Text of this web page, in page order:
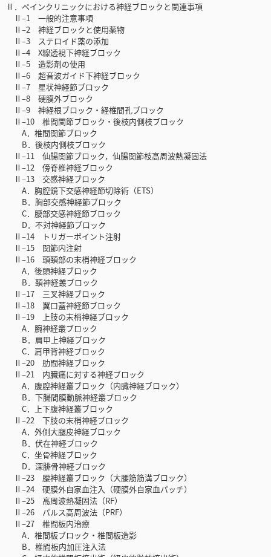
Ⅱ．ペインクリニックにおける神経ブロックと関連事項
Ⅱ‒1 一般的注意事項
Ⅱ‒2 神経ブロックと使用薬物
Ⅱ‒3 ステロイド薬の添加
Ⅱ‒4 X線透視下神経ブロック
Ⅱ‒5 造影剤の使用
Ⅱ‒6 超音波ガイド下神経ブロック
Ⅱ‒7 星状神経節ブロック
Ⅱ‒8 硬膜外ブロック
Ⅱ‒9 神経根ブロック・経椎間孔ブロック
Ⅱ‒10 椎間関節ブロック・後枝内側枝ブロック
A．椎間関節ブロック
B．後枝内側枝ブロック
Ⅱ‒11 仙腸関節ブロック，仙腸関節枝高周波熱凝固法
Ⅱ‒12 傍脊椎神経ブロック
Ⅱ‒13 交感神経ブロック
A．胸腔鏡下交感神経節切除術（ETS）
B．胸部交感神経節ブロック
C．腰部交感神経節ブロック
D．不対神経節ブロック
Ⅱ‒14 トリガーポイント注射
Ⅱ‒15 関節内注射
Ⅱ‒16 頭頚部の末梢神経ブロック
A．後頭神経ブロック
B．頚神経叢ブロック
Ⅱ‒17 三叉神経ブロック
Ⅱ‒18 翼口蓋神経節ブロック
Ⅱ‒19 上肢の末梢神経ブロック
A．腕神経叢ブロック
B．肩甲上神経ブロック
C．肩甲背神経ブロック
Ⅱ‒20 肋間神経ブロック
Ⅱ‒21 内臓痛に対する神経ブロック
A．腹腔神経叢ブロック（内臓神経ブロック）
B．下腸間膜動脈神経叢ブロック
C．上下腹神経叢ブロック
Ⅱ‒22 下肢の末梢神経ブロック
A．外側大腿皮神経ブロック
B．伏在神経ブロック
C．坐骨神経ブロック
D．深腓骨神経ブロック
Ⅱ‒23 腰神経叢ブロック（大腰筋筋溝ブロック）
Ⅱ‒24 硬膜外自家血注入（硬膜外自家血パッチ）
Ⅱ‒25 高周波熱凝固法（RF）
Ⅱ‒26 パルス高周波法（PRF）
Ⅱ‒27 椎間板内治療
A．椎間板ブロック・椎間板造影
B．椎間板内加圧注入法